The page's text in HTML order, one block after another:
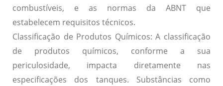
combustíveis, e as normas da ABNT que
estabelecem requisitos técnicos.
Classificação de Produtos Químicos: A classificação
de produtos químicos, conforme a sua
periculosidade, impacta diretamente nas
especificações dos tanques. Substâncias como